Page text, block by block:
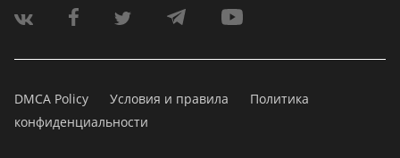
DMCA Policy Условия и правила
Политика
конфиденциальности